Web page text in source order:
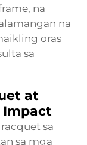
na
na
oras
sa
at
Impact
sa
sa mga